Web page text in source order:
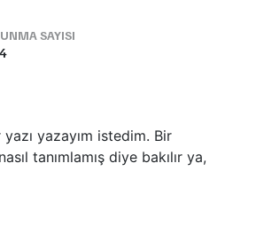
SAYISI
yazayım istedim. Bir
tanımlamış diye bakılır ya,